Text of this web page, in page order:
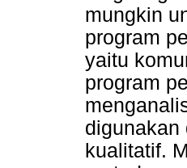
mungkin
program
yaitu
program
digunakan
kualitatif.